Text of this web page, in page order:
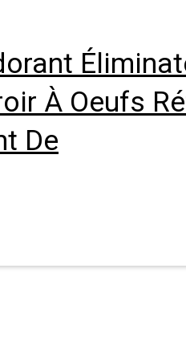
À Oeufs
De